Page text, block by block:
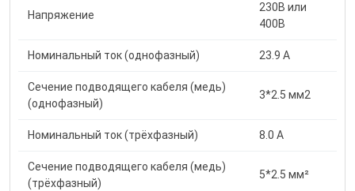
Напряжение
230В или
400В
Номинальный ток (однофазный) 23.9 А
Сечение подводящего кабеля (медь)
(однофазный)
3*2.5 мм2
Номинальный ток (трёхфазный) 8.0 А
Сечение подводящего кабеля (медь)
(трёхфазный)
5*2.5 мм²